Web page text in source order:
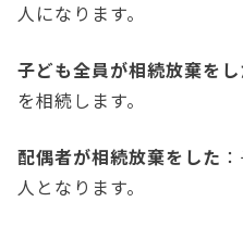
人になります。
子ども全員が相続放棄をし
を相続します。
配偶者が相続放棄をした
人となります。